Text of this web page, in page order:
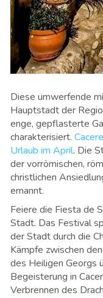
Diese umwerfende
Hauptstadt der
enge, gepflasterte
charakterisiert.
Urlaub im April. Die
der vorrömischen,
christlichen
ernannt.
Feiere die Fiesta de
Stadt. Das Festival
der Stadt durch die
Kämpfe zwischen
des Heiligen Georgs
Begeisterung in
Verbrennen des